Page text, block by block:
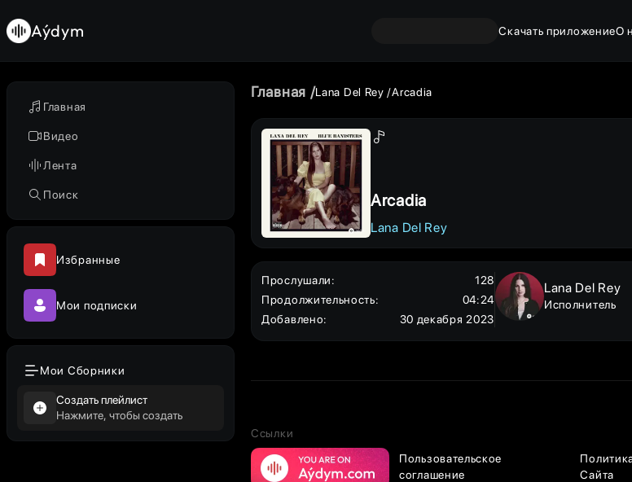
Главная
Видео
Лента
Поиск
Избранные
Мои подписки
Мои Сборники
Создать плейлист
Нажмите, чтобы создать
Aýdym Скачать приложениеО
Главная Lana Del Rey Arcadia
Arcadia
Lana Del Rey
Прослушали:
128
Продолжительность:
04:24
Добавлено: 30 декабря 2023
Lana Del Rey
Исполнитель
Ссылки
Пользовательское
соглашение
Сайта